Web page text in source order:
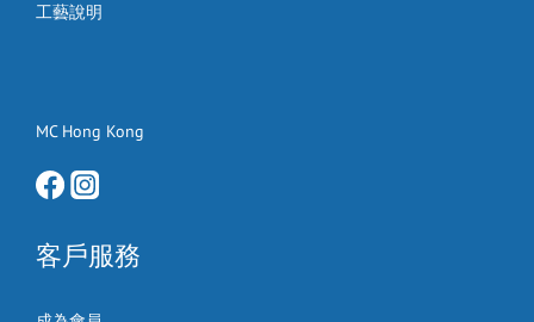
工藝說明
MC Hong Kong
客戶服務